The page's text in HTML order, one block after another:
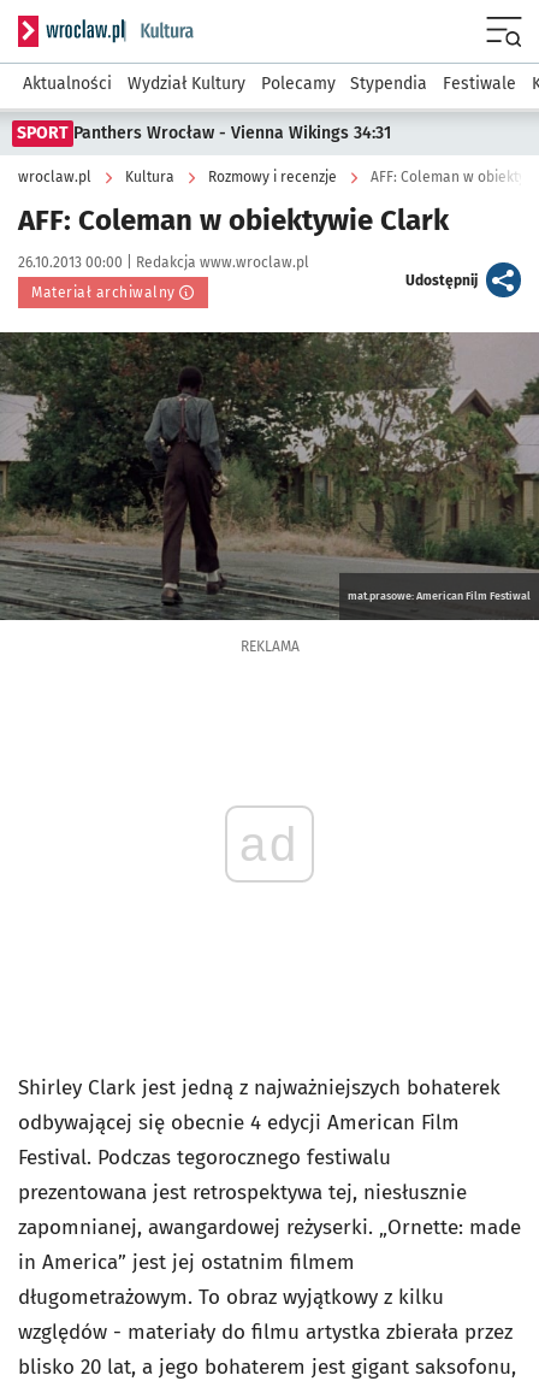
Serwis informacyjny wroclaw.pl podserwis: Kultura
Aktualności Wydział Kultury Polecamy Stypendia Festiwale
SPORT Panthers Wrocław - Vienna Wikings 34:31
wroclaw.pl Kultura Rozmowy i recenzje AFF: Coleman w
AFF: Coleman w obiektywie Clark
Data publikacji:
26.10.2013 00:00 | Autor:
Redakcja www.wroclaw.pl
Materiał archiwalny
Udostępnijartykuł
Kliknij, aby powiększyć
mat.prasowe: American Film Festiwal
REKLAMA
ad
Shirley Clark jest jedną z najważniejszych bohaterek
odbywającej się obecnie 4 edycji American Film
Festival. Podczas tegorocznego festiwalu
prezentowana jest retrospektywa tej, niesłusznie
zapomnianej, awangardowej reżyserki. „Ornette: made
in America” jest jej ostatnim filmem
długometrażowym. To obraz wyjątkowy z kilku
względów - materiały do filmu artystka zbierała przez
blisko 20 lat, a jego bohaterem jest gigant saksofonu,